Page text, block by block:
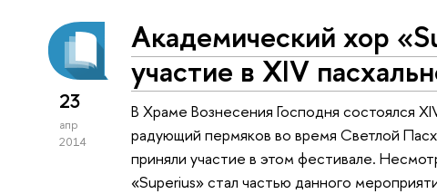
23
апр
2014
Академический хор
участие в XIV
В Храме Вознесения Господня состоялся
радующий пермяков во время Светлой
приняли участие в этом фестивале.
«Superius» стал частью данного